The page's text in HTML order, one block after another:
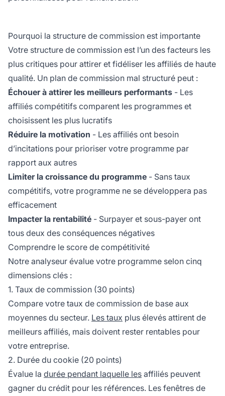
Pourquoi la structure de commission est importante
Votre structure de commission est l’un des facteurs les
plus critiques pour attirer et fidéliser les affiliés de haute
qualité. Un plan de commission mal structuré peut :
Échouer à attirer les meilleurs performants - Les
affiliés compétitifs comparent les programmes et
choisissent les plus lucratifs
Réduire la motivation - Les affiliés ont besoin
d’incitations pour prioriser votre programme par
rapport aux autres
Limiter la croissance du programme - Sans taux
compétitifs, votre programme ne se développera pas
efficacement
Impacter la rentabilité - Surpayer et sous-payer ont
tous deux des conséquences négatives
Comprendre le score de compétitivité
Notre analyseur évalue votre programme selon cinq
dimensions clés :
1. Taux de commission (30 points)
Compare votre taux de commission de base aux
moyennes du secteur. Les taux plus élevés attirent de
meilleurs affiliés, mais doivent rester rentables pour
votre entreprise.
2. Durée du cookie (20 points)
Évalue la durée pendant laquelle les affiliés peuvent
gagner du crédit pour les références. Les fenêtres de